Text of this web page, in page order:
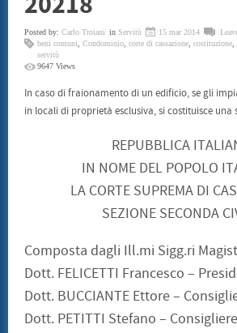
TERMOIDRAULICA
FINANZIAMENTI
EVENTI
CONVEGNO 22 LUGLIO 2011
CONTATTI
Posted by: Carlo Troiani in Servitù 15 mar 2014
beni comuni
Condominio corte di cassazione costituzione
servitù
9647 Views
In caso di fraionamento di un edificio, se gli
in locali di proprietà esclusiva, si costituisce una
REPUBBLICA
IN NOME DEL POPOLO
LA CORTE SUPREMA DI
SEZIONE SECONDA
Composta dagli Ill.mi Sigg.ri
Dott. FELICETTI Francesco –
Dott. BUCCIANTE Ettore –
Dott. PETITTI Stefano – Consigliere